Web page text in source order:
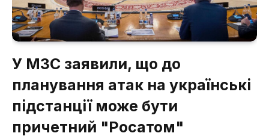
У МЗС заявили, що до
планування атак на українські
підстанції може бути
причетний "Росатом"